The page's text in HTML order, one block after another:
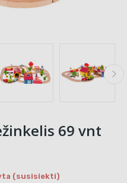
69 vnt
(susisiekti)